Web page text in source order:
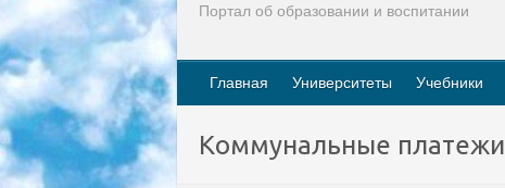
Портал об образовании и воспитании
Главная Университеты Учебники
Коммунальные платежи